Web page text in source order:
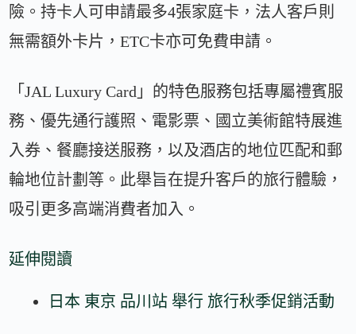
險。持卡人可申請最多4張家庭卡，法人客戶則
無需額外卡片，ETC卡亦可免費申請。
「JAL Luxury Card」的特色服務包括專屬禮賓服
務、優先通行護照、電影票、國立美術館特展進
入券、餐廳接送服務，以及酒店的地位匹配和郵
輪地位計劃等。此舉旨在提升客戶的旅行體驗，
吸引更多高端消費者加入。
延伸閱讀
日本 東京 品川站 舉行 旅行秋季促銷活動